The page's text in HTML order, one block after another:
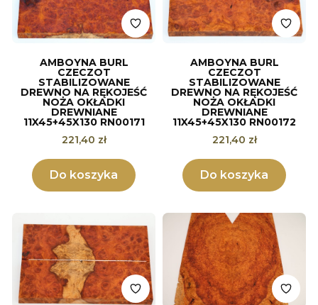
AMBOYNA BURL
CZECZOT
STABILIZOWANE
DREWNO NA RĘKOJEŚĆ
NOŻA OKŁADKI
DREWNIANE
11X45+45X130 RN00171
Cena
221,40 zł
Do koszyka
AMBOYNA BURL
CZECZOT
STABILIZOWANE
DREWNO NA RĘKOJEŚĆ
NOŻA OKŁADKI
DREWNIANE
11X45+45X130 RN00172
Cena
221,40 zł
Do koszyka